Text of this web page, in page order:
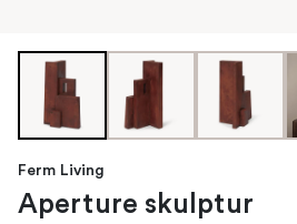
Ferm Living
Aperture skulptur